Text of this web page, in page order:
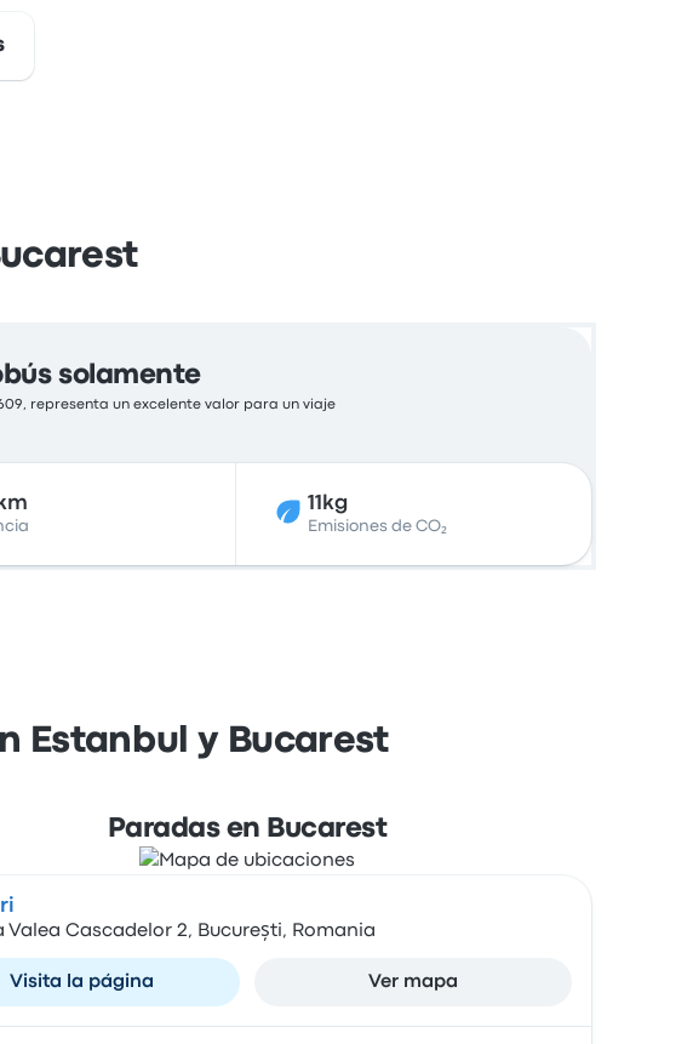
solamente
representa un excelente valor para un viaje
11kg
Emisiones de CO₂
Estanbul y Bucarest
Paradas en Bucarest
Valea Cascadelor 2, București, Romania
Visita la página Ver mapa